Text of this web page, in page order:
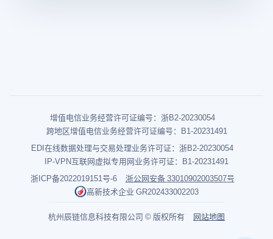
增值电信业务经营许可证编号：浙B2-20230054
跨地区增值电信业务经营许可证编号：B1-20231491
EDI在线数据处理与交易处理业务许可证：浙B2-20230054
IP-VPN互联网虚拟专用网业务许可证：B1-20231491
浙ICP备2022019151号-6
浙公网安备 33010902003507号
高新技术企业 GR202433002203
杭州辰链信息科技有限公司 © 版权所有 网站地图